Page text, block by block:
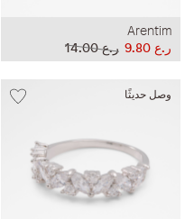
Arentim
ر.ع 14.00
ر.ع 9.80
وصل حديثًا